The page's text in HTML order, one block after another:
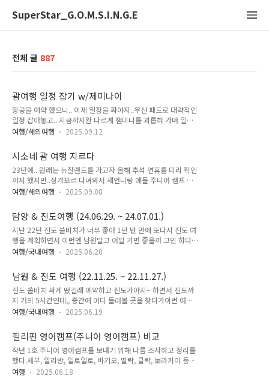
SuperStar_G.O.M.S.I.N.G.E
전체 글 887
괌여행 일정 잡기 w/제미나이
항공을 예약 했으니.. 이제 일정을 짜야지..우선 패드로 대략적인
일정 잡아놓고.. 지금까지완 다르게 잼미니를 괴롭혀 가며 일정
을 짜봤다..제미나이에게 저 메모를 던주고 일정을 잡아달라고..
정...* **인원:** 시소네 가족 (4명)* **항공:** * 출국: 21:00
부산 출발 → 2:00 괌 도착 (LJ921) * 귀국: 3:00 괌 출발 →
6:15 부산 도착 (LJ922)* **숙소:** 호시노 리조트 리조나레 괌
타워동 디럭스룸 (4박) * 라운지 해피아워: 윙동 1층 베이뷰 라
운지에서 16:30 ~ 19:30 이용 가능.---### **1일차: 괌 도착 및
여행/해외여행 2025.09.12
시소네 괌 여행 지르다
23년에.. 원래는 뉴질랜드를 가고자 올해 추석 연휴를 미리 확인
까지 했지만..싱가포르 다녀와서 새언니랑 애들 주니어 캠프 보
내기로 죽이 척척 맞는 바람에.. 뉴질랜드는 포기했지만.. 그래도
때부터 항공권을 알아봤지만.. 너무나도 비싼 항공권 가격에 살
짝 맘이 꺾였다가...혹시나 임박해서 취소표 같은 거 구하면 쌀지
도 모른다는 희망을 안고 수시초 비행기 티켓을 확인해 봤다..그
러다 연휴 막바지.... 하루씩 미뤄가며 가격을 조회하던 중..부산-
괌 항공이 너무나도 싼 게 아닌가!!!무려 4인에 797,000원(사전
조건 가야 한다!! 2일 휴가 쓰고, 4박 6일(현지기준 4박 4..
여행/해외여행 2025.09.08
담양 & 진도여행 (24.06.29. ~ 24.07.01.)
지난 22년 진도 쏠비치가 너무 좋아 1년 반 만에 또다시 진도 여
행을 계획하면서 이번엔 남원말고 어딜 가면 좋을까 고민 하다
담양을 경유지로 고름.대략적 일정과 갈 곳을 미리 알아보고, 여
깊은실길 2-17ㅁ 점심(메타 프로방스 근처 식당) - 담양갈비창
고: 한우떡갈비대통정식, 돼지갈비대통정식, 반드시국수 - 전복
에꼬치다: 전복꼬치, 전복찹스테이크 등(캠핑컨셉) - 구가네
META밥상: 돌판오징어/낙지/오징어제육 볶음, 모듬튀김 (매워
서 유리 먹을게 없음) - 담양돈가스: 돈가스, 파스타, 나시고랭 등
애들이 좋아할 듯) - 프로방스스테이크하우스: 떡갈비..
여행/국내여행 2025.06.20
남원 & 진도 여행 (22.11.25. ~ 22.11.27.)
진도 쏠비치 싸게 떴길래 예약하고 진도가야지~ 하면서 진도까
지 거의 5시간인데,, 중간에 어디 들러볼 곳을 찾다가이번 여행
은 남원과 진도 여행으로 결정! 나도 어릴적 가족여행으로 남원
많이 남기도 해서 우리 공쥬들이랑 어릴적 추억을 되세겨 보기로
함.썩 맘에 드는 한복은 착기 어려웠지만, 그 중에서 그나마 괜찮
았던 한복을 골라 입고 광한루를 누비기 시작!그네도 타고,,, (한
복에 뽀로로라뉘.... )춘향이 처럼 칼도 해보고,,곤장도 맞고,, 점
심 먹으려 광한루원 맞은편 동네갔다가 우연히 남원다움관에 들
여행/국내여행 2025.06.19
필리핀 영어캠프(주니어 영어캠프) 비교
작년 1호 주니어 영어캠프를 보내기 위해 나름 조사하고 정리를
했다.세부, 알라방, 일로일로, 바기오, 딸락, 클락, 보라카이 등
등.. 주니어 영어캠프를 하는 곳은 엄청 많았다.처음에는 각 어학
여행 2025.06.18